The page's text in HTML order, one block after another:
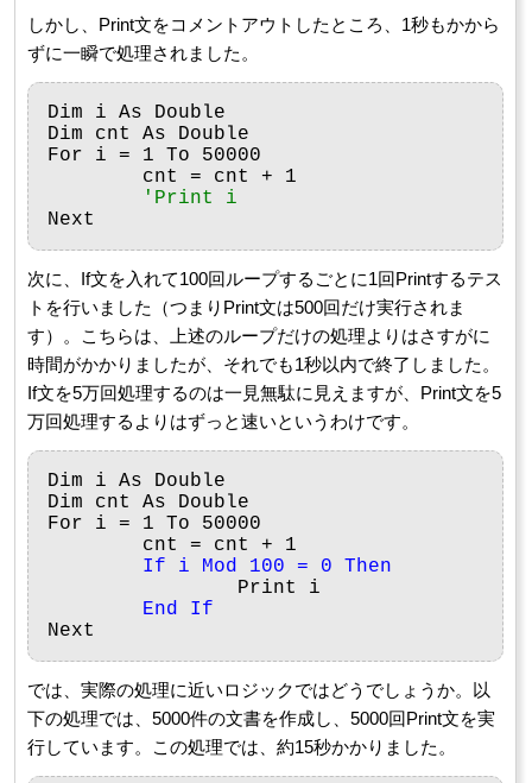
しかし、Print文をコメントアウトしたところ、1秒もかから
ずに一瞬で処理されました。
Dim i As Double
Dim cnt As Double
For i = 1 To 50000
'Print i
次に、If文を入れて100回ループするごとに1回Printするテス
トを行いました（つまりPrint文は500回だけ実行されま
す）。こちらは、上述のループだけの処理よりはさすがに
時間がかかりましたが、それでも1秒以内で終了しました。
If文を5万回処理するのは一見無駄に見えますが、Print文を5
万回処理するよりはずっと速いというわけです。
Dim i As Double
Dim cnt As Double
For i = 1 To 50000
If i Mod 100 = 0 Then
End If
では、実際の処理に近いロジックではどうでしょうか。以
下の処理では、5000件の文書を作成し、5000回Print文を実
行しています。この処理では、約15秒かかりました。